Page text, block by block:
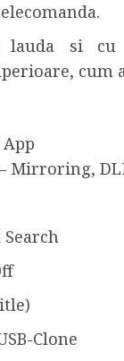
lauda si
cum
Mirroring,
Clone